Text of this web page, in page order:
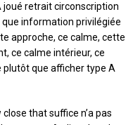
joué retrait circonscription
que information privilégiée
approche, ce calme, cette
ce calme intérieur, ce
que afficher type A
that suffice n’a pas